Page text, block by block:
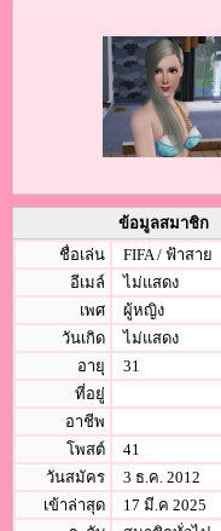
ข้อมูลสมาชิก
ชื่อเล่น
FIFA / ฟ้าสาย
อีเมล์
ไม่แสดง
เพศ
ผู้หญิง
วันเกิด
ไม่แสดง
อายุ
31
ที่อยู่
อาชีพ
โพสต์
41
วันสมัคร
3 ธ.ค. 2012
เข้าล่าสุด
17 มี.ค 2025